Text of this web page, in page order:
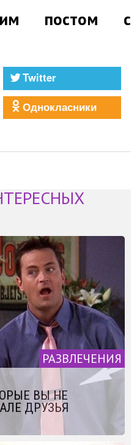
постом с
Twitter
Однокласники
РАЗВЛЕЧЕНИЯ
ВЫ НЕ
ДРУЗЬЯ